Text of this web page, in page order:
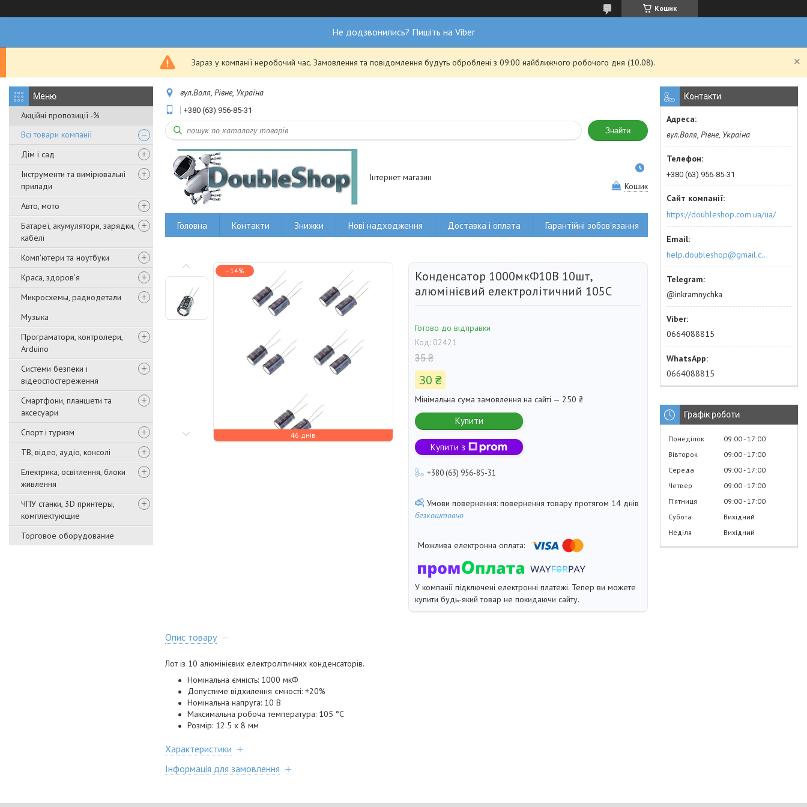
Кошик
Не додзвонились? Пишіть на Viber
Зараз у компанії неробочий час. Замовлення та повідомлення будуть оброблені з 09:00 найближчого робочого дня (10.08).
Акційні пропозиції -%
Всі товари компанії
Дім і сад
Інструменти та вимірювальні
прилади
Авто, мото
Батареї, акумулятори, зарядки,
кабелі
Комп'ютери та ноутбуки
Краса, здоров'я
Микросхемы, радиодетали
Музыка
Програматори, контролери,
Arduino
Системи безпеки і
відеоспостереження
Смартфони, планшети та
аксесуари
Спорт і туризм
ТВ, відео, аудіо, консолі
Електрика, освітлення, блоки
живлення
ЧПУ станки, 3D принтеры,
комплектующие
Торговое оборудование
вул.Воля, Рівне, Україна
+380 (63) 956-85-31
Знайти
Інтернет магазин
Кошик
Головна Контакти Знижки Нові надходження Доставка і оплата Гарантійні зобов'язання
–14%
46 днів
Конденсатор 1000мкФ10В 10шт,
алюмінієвий електролітичний 105C
Готово до відправки
Код: 02421
35 ₴
30 ₴
Мінімальна сума замовлення на сайті — 250 ₴
Купити
Купити з
+380 (63) 956-85-31
повернення товару протягом 14 днів
безкоштовно
У компанії підключені електронні платежі. Тепер ви можете
купити будь-який товар не покидаючи сайту.
Опис товару
Лот із 10 алюмінієвих електролітичних конденсаторів.
Номінальна ємність: 1000 мкФ
Допустиме відхилення ємності: ±20%
Номінальна напруга: 10 В
Максимальна робоча температура: 105 °C
Розмір: 12.5 х 8 мм
Характеристики
Інформація для замовлення
Контакти
вул.Воля, Рівне, Україна
+380 (63) 956-85-31
https://doubleshop.com.ua/ua/
help.doubleshop@gmail.com
@inkramnychka
0664088815
0664088815
Графік роботи
Понеділок 09:00 17:00
Вівторок
09:00 17:00
Середа
09:00 17:00
Четвер
09:00 17:00
Пʼятниця
09:00 17:00
Субота
Вихідний
Неділя
Вихідний